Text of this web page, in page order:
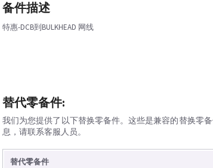
备件描述
特惠-DCB到BULKHEAD 网线
替代零备件:
我们为您提供了以下替换零备件。这些是兼容的替换零
息，请联系客服人员。
替代零备件